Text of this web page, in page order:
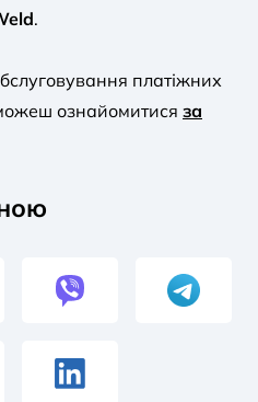
.
платіжних
ознайомитися за